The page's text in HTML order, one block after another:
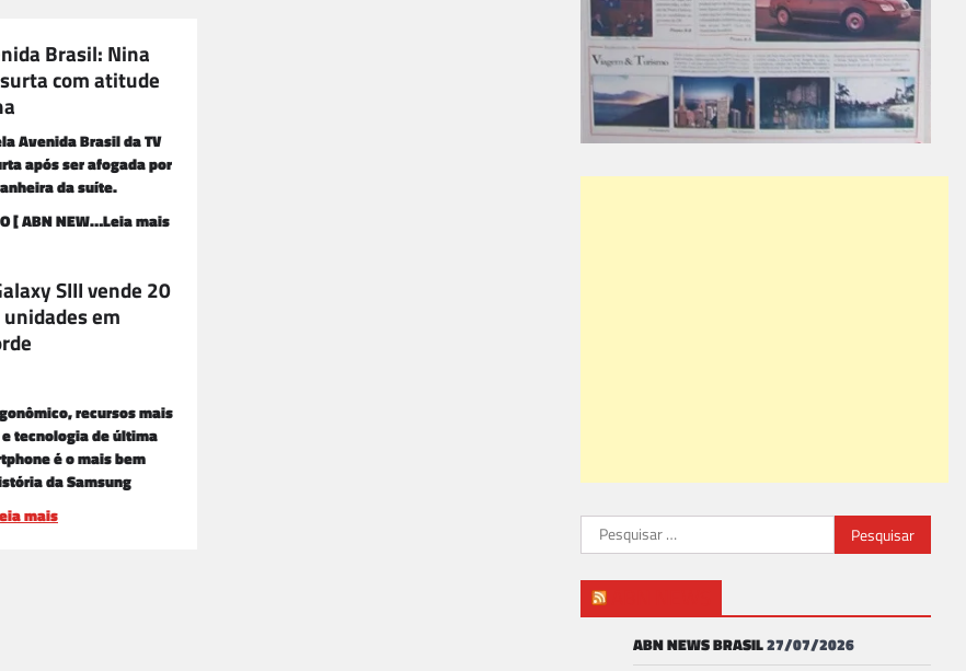
Brasil: Nina
com atitude
Avenida Brasil da TV
após ser afogada por
da suíte.
[ ABN NEW…Leia mais
SIII vende 20
em
recursos mais
tecnologia de última
é o mais bem
da Samsung
mais
Pesquisar
por:
ABN NEWS BRASIL27/07/2026